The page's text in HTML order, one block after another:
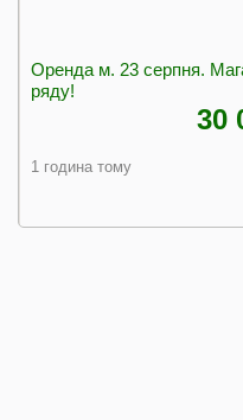
Оренда м. 23 серпня.
ряду!
30
1 година тому